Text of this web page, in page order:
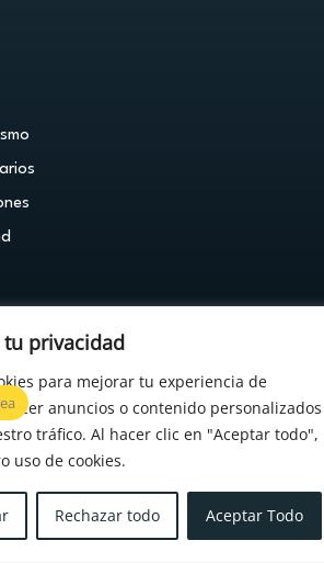
privacidad
para mejorar tu experiencia de
anuncios o contenido personalizados
tráfico. Al hacer clic en "Aceptar todo",
uso de cookies.
Rechazar todo Aceptar Todo
¿Tenés alguna duda?
Cuenta Carrito Deseos